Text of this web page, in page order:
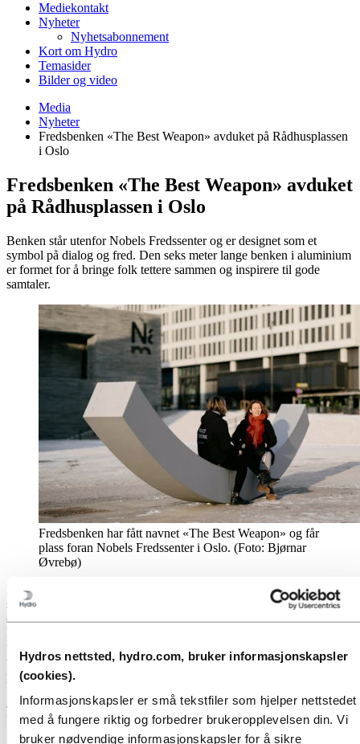
Hydros nettsted, hydro.com, bruker informasjonskapsler
(cookies).
Informasjonskapsler er små tekstfiler som hjelper nettstedet
med å fungere riktig og forbedrer brukeropplevelsen din. Vi
bruker nødvendige informasjonskapsler for å sikre
Mediekontakt
Nyheter
Nyhetsabonnement
Kort om Hydro
Temasider
Bilder og video
Media
Nyheter
Fredsbenken «The Best Weapon» avduket på Rådhusplassen
i Oslo
Fredsbenken «The Best Weapon» avduket
på Rådhusplassen i Oslo
Benken står utenfor Nobels Fredssenter og er designet som et
symbol på dialog og fred. Den seks meter lange benken i aluminium
er formet for å bringe folk tettere sammen og inspirere til gode
samtaler.
Fredsbenken har fått navnet «The Best Weapon» og får
plass foran Nobels Fredssenter i Oslo. (Foto: Bjørnar
Øvrebø)
Med en oppgave om å lage et «verktøy for dialog» har Hydro gått
sammen med designer Snøhetta og møbelprodusent Vestre for å lage
en installasjon i aluminium for Nobels Fredssenter i Oslo.
Fredsbenken heter «The Best Weapon» etter tidligere
fredsprisvinner Nelson Mandelas berømte sitat: «The best weapon is
to sit down and talk». Navnet er gravert inn i aluminiumsoverflaten
på benken.
Journalistene Maria Ressa and Dmitry Muratov mottar årets
fredspris under en seremoni Oslo rådhus 10. desember 2021.